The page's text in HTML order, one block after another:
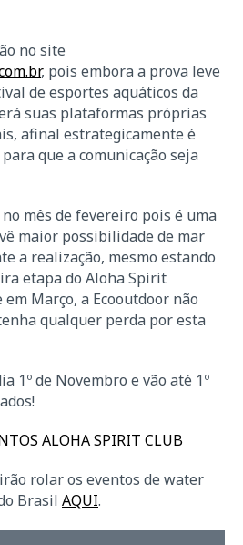
no site
, pois embora a prova leve
de esportes aquáticos da
suas plataformas próprias
afinal estrategicamente é
que a comunicação seja
mês de fevereiro pois é uma
maior possibilidade de mar
a realização, mesmo estando
etapa do Aloha Spirit
Março, a Ecooutdoor não
qualquer perda por esta
1º de Novembro e vão até 1º
ALOHA SPIRIT CLUB
rolar os eventos de water
Brasil AQUI.